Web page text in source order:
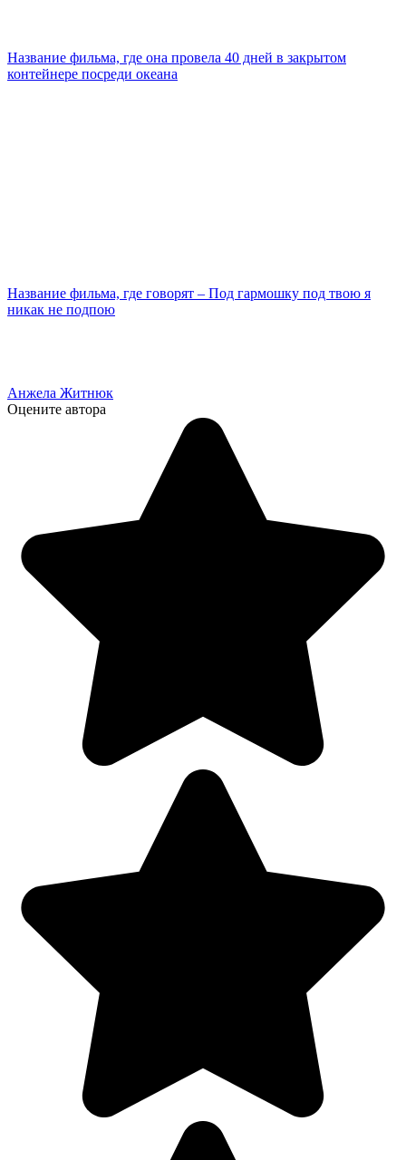
Название фильма, где она провела 40 дней в закрытом
контейнере посреди океана
Название фильма, где говорят – Под гармошку под твою я
никак не подпою
Анжела Житнюк
Оцените автора